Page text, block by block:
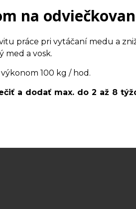
na
práce pri vytáčaní medu a
med a vosk.
100 kg / hod.
a dodať max. do 2 až 8